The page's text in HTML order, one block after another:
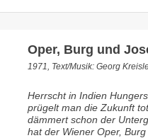
Oper, Burg und
1971, Text/Musik: Georg
Herrscht in Indien
prügelt man die Zukunft
dämmert schon der
hat der Wiener Oper,